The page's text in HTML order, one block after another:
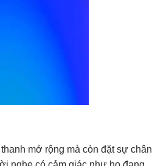
mở rộng mà còn đặt sự chân